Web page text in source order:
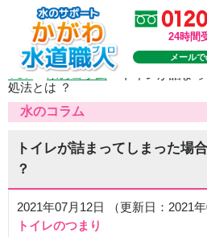
24時間
メール
TOP>水のコラム >
処法とは ？
水のコラム
トイレが詰まってしまった場
？
2021年07月12日 （更新日：2021
トイレのつまり